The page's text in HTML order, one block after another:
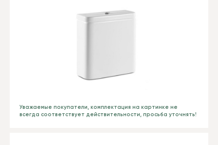
Уважаемые покупатели, комплектация на картинке не
всегда соответствует действительности, просьба уточнять!